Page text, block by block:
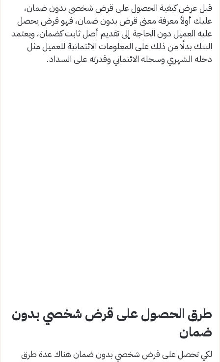
قبل عرض كيفية الحصول على قرض شخصي بدون ضمان،
عليك أولاً معرفة معنى قرض بدون ضمان، فهو قرض يحصل
عليه العميل دون الحاجة إلى تقديم أصل ثابت كضمان، ويعتمد
البنك بدلًا من ذلك على المعلومات الائتمانية للعميل مثل
دخله الشهري وسجله الائتماني وقدرته على السداد.
طرق الحصول على قرض شخصي بدون
ضمان
لكي تحصل على قرض شخصي بدون ضمان هناك عدة طرق